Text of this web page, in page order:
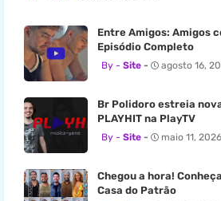
Entre Amigos: Amigos
Episódio Completo
Site agosto 16,
Br Polidoro estreia
PLAYHIT na PlayTV
Site maio 11, 2026
Chegou a hora!
Casa do Patrão